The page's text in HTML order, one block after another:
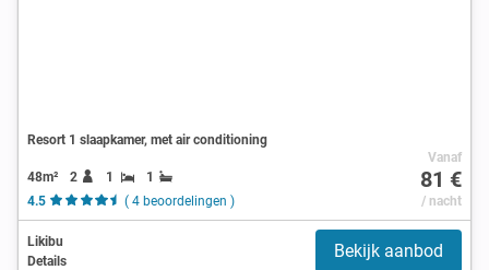
Resort 1 slaapkamer, met air conditioning
48m² 2 1
1
4.5
( 4 beoordelingen )
Vanaf
81 €
/ nacht
Likibu
Details
Bekijk aanbod